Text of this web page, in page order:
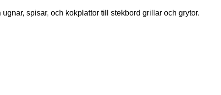
spisar, och kokplattor till stekbord grillar och grytor.